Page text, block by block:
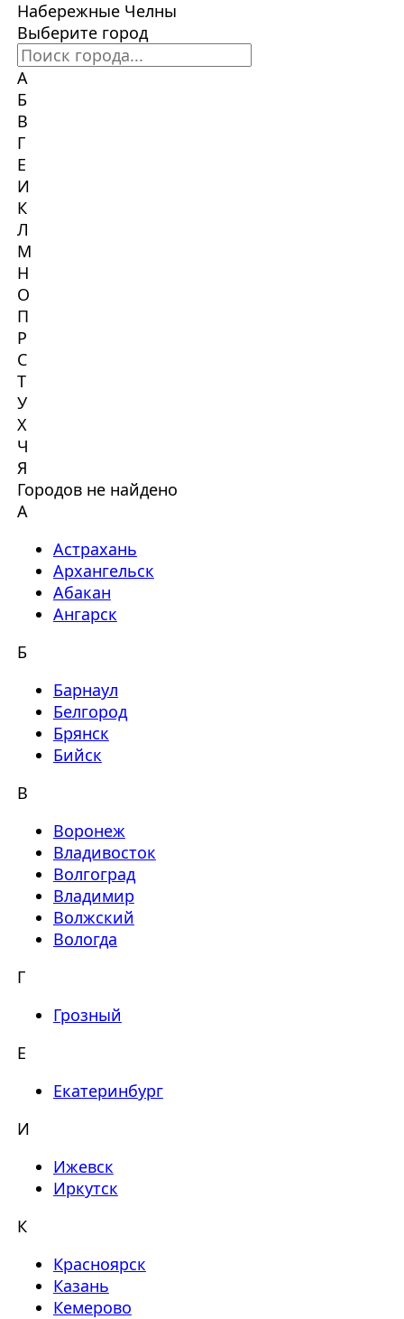
Набережные Челны
Выберите город
А
Б
В
Г
Е
И
К
Л
М
Н
О
П
Р
С
Т
У
Х
Ч
Я
Городов не найдено
А
Астрахань
Архангельск
Абакан
Ангарск
Б
Барнаул
Белгород
Брянск
Бийск
В
Воронеж
Владивосток
Волгоград
Владимир
Волжский
Вологда
Г
Грозный
Е
Екатеринбург
И
Ижевск
Иркутск
К
Красноярск
Казань
Кемерово